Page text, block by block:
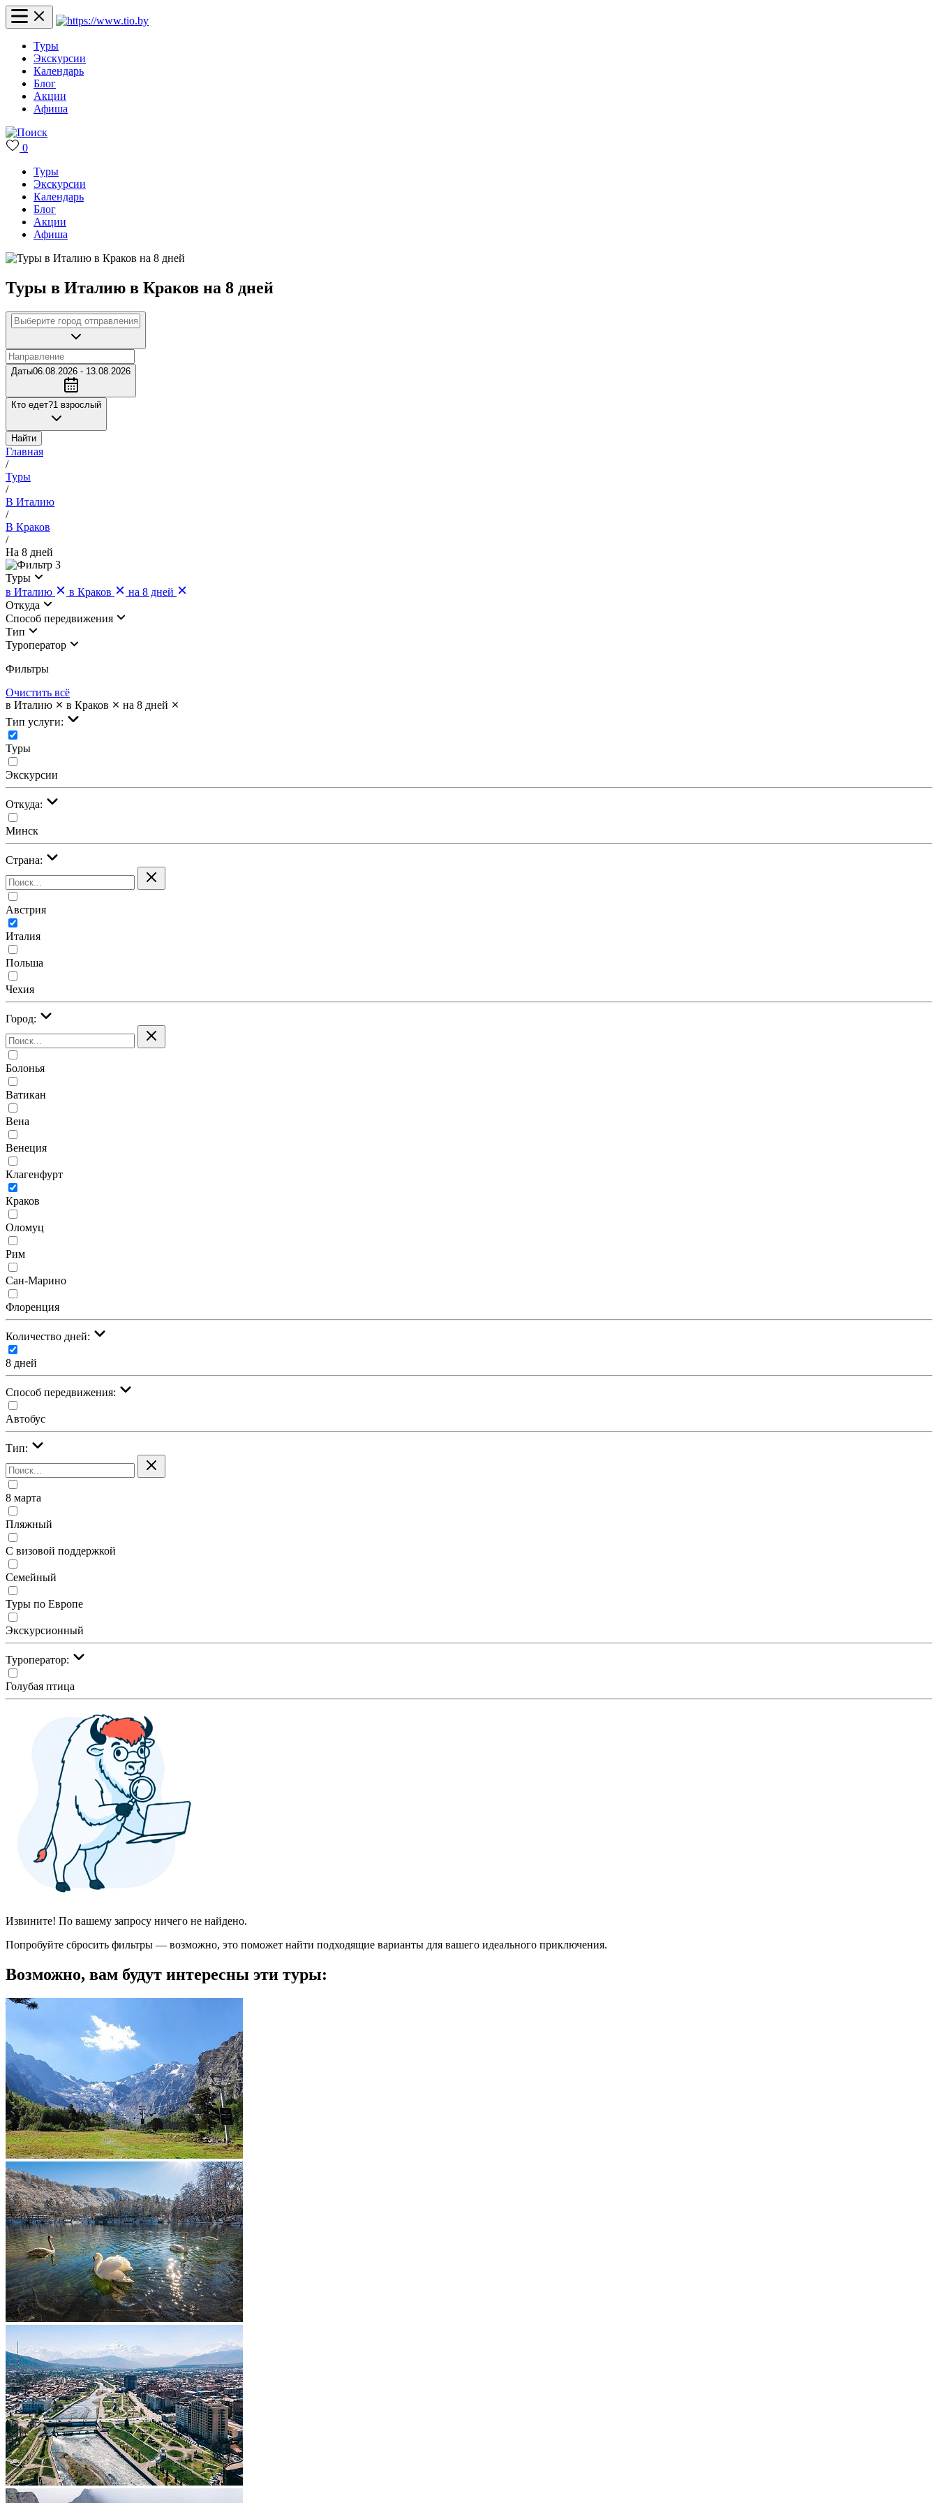
Туры
Экскурсии
Календарь
Блог
Акции
Афиша
0
Туры
Экскурсии
Календарь
Блог
Акции
Афиша
Туры в Италию в Краков на 8 дней
Даты06.08.2026 - 13.08.2026
Кто едет?1 взрослый
Найти
Главная
/
Туры
/
В Италию
/
В Краков
/
На 8 дней
3
Туры
в Италию
в Краков
на 8 дней
Откуда
Cпособ передвижения
Тип
Туроператор
Фильтры
Очистить всё
в Италию
в Краков
на 8 дней
Тип услуги:
Туры
Экскурсии
Откуда:
Минск
Страна:
Австрия
Италия
Польша
Чехия
Город:
Болонья
Ватикан
Вена
Венеция
Клагенфурт
Краков
Оломуц
Рим
Сан-Марино
Флоренция
Количество дней:
8 дней
Cпособ передвижения:
Автобус
Тип:
8 марта
Пляжный
С визовой поддержкой
Семейный
Туры по Европе
Экскурсионный
Туроператор:
Голубая птица
Извините! По вашему запросу ничего не найдено.
Попробуйте сбросить фильтры — возможно, это поможет найти подходящие варианты для вашего идеального приключения.
Возможно, вам будут интересны эти туры: